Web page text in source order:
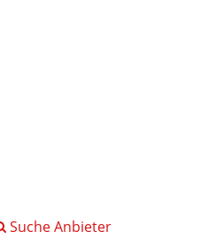
Suche Anbieter